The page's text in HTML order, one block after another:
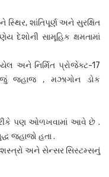
શાંતિપૂર્ણ અને સુરક્ષિત
દેશોની સામૂહિક ક્ષમતામાં
અને નિર્મિત પ્રોજેક્ટ-17
જહાજ , મઝાગોન ડોક
પણ ઓળખવામાં આવે છે .
જહાજો હતા .
શસ્ત્રો અને સેન્સર સિસ્ટમ્સનું